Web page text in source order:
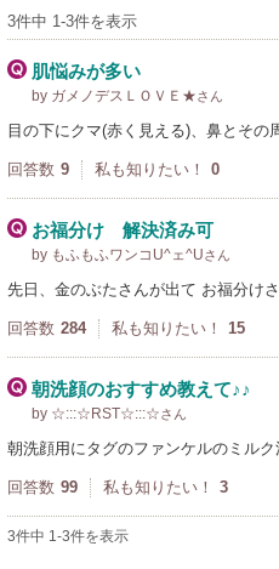
3件中 1-3件を表示
肌悩みが多い
by ガメノデスＬＯＶＥ★さん
目の下にクマ(赤く見える)、鼻とそ
回答数 9 私も知りたい！ 0
お福分け 解決済み可
by もふもふワンコU^ェ^Uさん
先日、金のぶたさんが出て お福分け
回答数 284 私も知りたい！ 15
朝洗顔のおすすめ教えて♪♪
by ☆:::☆RST☆:::☆さん
朝洗顔用にタグのファンケルのミル
回答数 99 私も知りたい！ 3
3件中 1-3件を表示